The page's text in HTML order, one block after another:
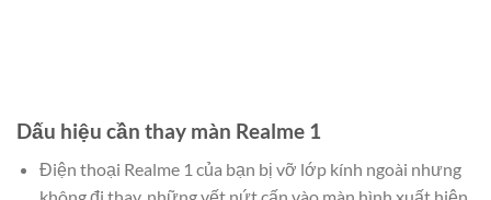
Dấu hiệu cần thay màn Realme 1
Điện thoại Realme 1 của bạn bị vỡ lớp kính ngoài nhưng
không đi thay, những vết nứt cấn vào màn hình xuất hiện